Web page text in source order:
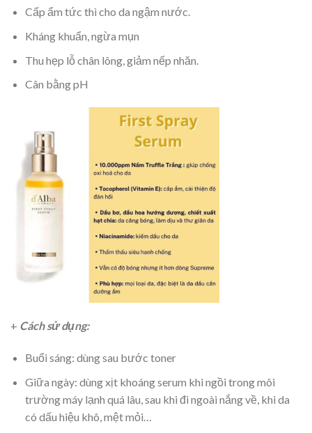
Cấp ẩm tức thì cho da ngậm nước.
Kháng khuẩn, ngừa mụn
Thu hẹp lỗ chân lông, giảm nếp nhăn.
Cân bằng pH
+ Cách sử dụng:
Buổi sáng: dùng sau bước toner
Giữa ngày: dùngxịt khoángserum khi ngồi trong môi
trường máy lạnh quá lâu, sau khi đi ngoài nắng về, khi da
có dấu hiệu khô, mệt mỏi…